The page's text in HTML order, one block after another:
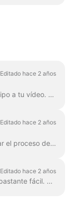
Editado hace 2 años
Hay tres formas de añadir un logotipo a tu vídeo. Repasemos cada método y consideremos sus pros y sus contras. Si piensas utilizar el logotipo realmente ...
Editado hace 2 años
El branding es una forma de agilizar el proceso de creación de vídeos de marca, y además con eficacia. Te concede la capacidad de poblar varias "marcas...
Editado hace 2 años
Añadir tu fuente personalizada es bastante fácil. La primera forma de hacerlo es con el Administrador de marcas . En cualquier proyecto, haz clic en "Gestionar marcas", está en la parte superior ...